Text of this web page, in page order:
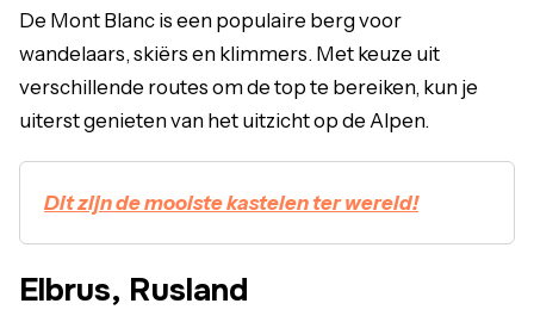
De Mont Blanc is een populaire berg voor
wandelaars, skiërs en klimmers. Met keuze uit
verschillende routes om de top te bereiken, kun je
uiterst genieten van het uitzicht op de Alpen.
Dit zijn de mooiste kastelen ter wereld!
Elbrus, Rusland